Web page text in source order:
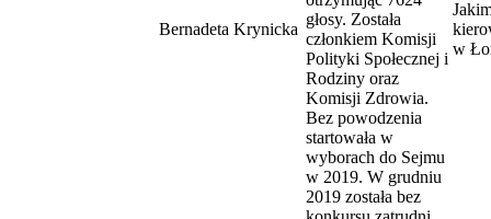
Bernadeta Krynicka
głosy. Została
członkiem Komisji
Polityki Społecznej i
Rodziny oraz
Komisji Zdrowia.
Bez powodzenia
startowała w
wyborach do Sejmu
w 2019. W grudniu
2019 została bez
w